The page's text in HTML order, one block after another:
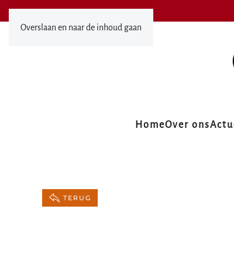
Overslaan en naar de inhoud gaan
HomeOver ons
TERUG